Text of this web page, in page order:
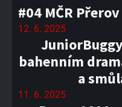
#04 MČR
12. 6. 2025
bahenním
a
11. 6. 2025